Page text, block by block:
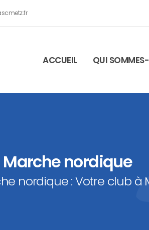
ACCUEIL QUI
nordique
nordique : Votre club à